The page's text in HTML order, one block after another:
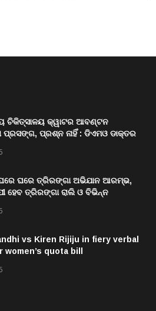
ଚିକିତ୍ସାଳୟ କ୍ୱାଟର ଆବଣ୍ଟନ
ପ୍ରସଙ୍ଗ, ପ୍ରଶ୍ନ ନାହିଁ : ଡିଏମଓ ଡାକ୍ତର
ଘରେ ତ୍ରିରଙ୍ଗା ଅଭିଯାନ ଆରମ୍ଭ,
ହେବ ତ୍ରିରଙ୍ଗା ରାଲି ଓ ବିଭିନ୍ନ
vs Kiren Rijiju in fiery verbal
women’s quota bill